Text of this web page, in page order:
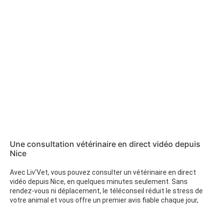
Une consultation vétérinaire en direct vidéo depuis
Nice
Avec Liv’Vet, vous pouvez consulter un vétérinaire en direct
vidéo depuis Nice, en quelques minutes seulement. Sans
rendez-vous ni déplacement, le téléconseil réduit le stress de
votre animal et vous offre un premier avis fiable chaque jour,